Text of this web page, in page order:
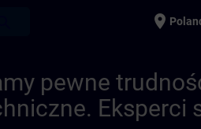
place
pewne
Eksperci